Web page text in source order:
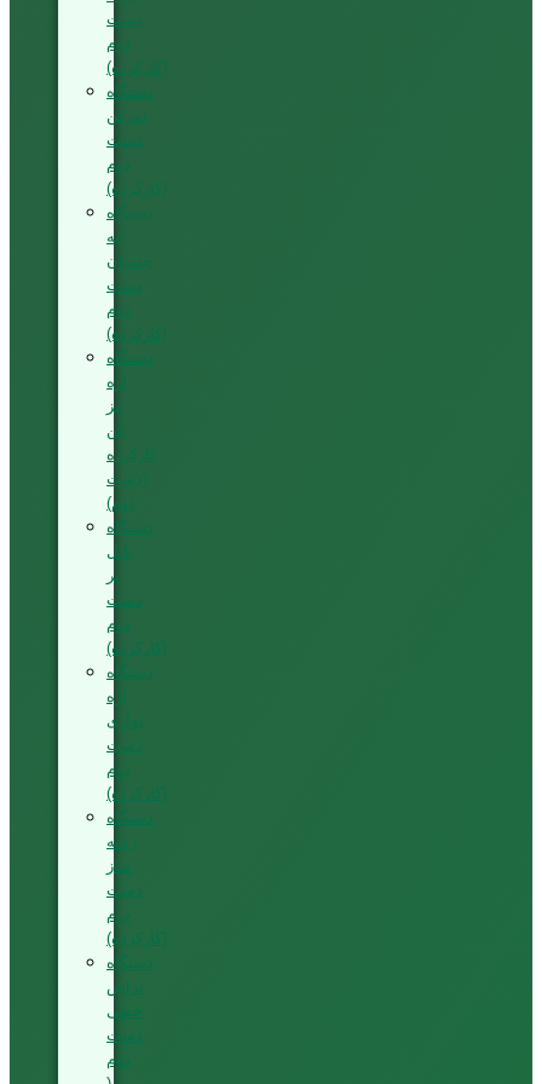
دست
دوم
(کارکرده)
دستگاه
دورکن
دست
دوم
(کارکرده)
دستگاه
لبه
چسبان
دست
دوم
(کارکرده)
دستگاه
اره
تیز
کن
کارکرده
(دست
دوم)
دستگاه
پانل
بر
دست
دوم
(کارکرده)
دستگاه
اره
نواری
دست
دوم
(کارکرده)
دستگاه
زبانه
ساز
دست
دوم
(کارکرده)
دستگاه
تراش
خطی
دست
دوم